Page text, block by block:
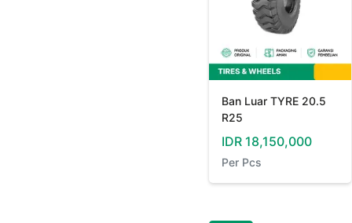
Ban Luar TYRE 20.5
R25
IDR 18,150,000
Per Pcs